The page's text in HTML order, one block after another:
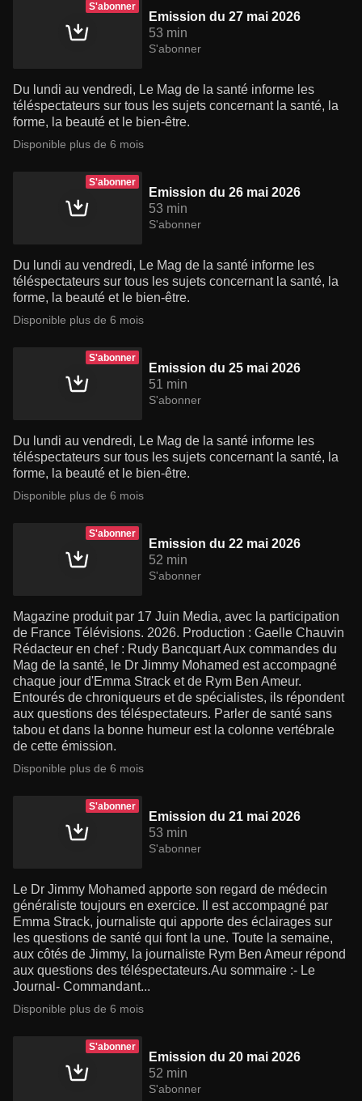
S'abonner
Emission du 27 mai 2026
53 min
S'abonner
Du lundi au vendredi, Le Mag de la santé informe les
téléspectateurs sur tous les sujets concernant la santé, la
forme, la beauté et le bien-être.
Disponible plus de 6 mois
S'abonner
Emission du 26 mai 2026
53 min
S'abonner
Du lundi au vendredi, Le Mag de la santé informe les
téléspectateurs sur tous les sujets concernant la santé, la
forme, la beauté et le bien-être.
Disponible plus de 6 mois
S'abonner
Emission du 25 mai 2026
51 min
S'abonner
Du lundi au vendredi, Le Mag de la santé informe les
téléspectateurs sur tous les sujets concernant la santé, la
forme, la beauté et le bien-être.
Disponible plus de 6 mois
S'abonner
Emission du 22 mai 2026
52 min
S'abonner
Magazine produit par 17 Juin Media, avec la participation
de France Télévisions. 2026. Production : Gaelle Chauvin
Rédacteur en chef : Rudy Bancquart Aux commandes du
Mag de la santé, le Dr Jimmy Mohamed est accompagné
chaque jour d'Emma Strack et de Rym Ben Ameur.
Entourés de chroniqueurs et de spécialistes, ils répondent
aux questions des téléspectateurs. Parler de santé sans
tabou et dans la bonne humeur est la colonne vertébrale
de cette émission.
Disponible plus de 6 mois
S'abonner
Emission du 21 mai 2026
53 min
S'abonner
Le Dr Jimmy Mohamed apporte son regard de médecin
généraliste toujours en exercice. Il est accompagné par
Emma Strack, journaliste qui apporte des éclairages sur
les questions de santé qui font la une. Toute la semaine,
aux côtés de Jimmy, la journaliste Rym Ben Ameur répond
aux questions des téléspectateurs.Au sommaire :- Le
Journal- Commandant...
Disponible plus de 6 mois
S'abonner
Emission du 20 mai 2026
52 min
S'abonner